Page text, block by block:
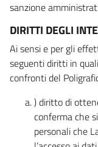
sanzione
DIRITTI DEGLI
Ai sensi e per gli
seguenti diritti in
confronti del
) diritto di
conferma che
personali che